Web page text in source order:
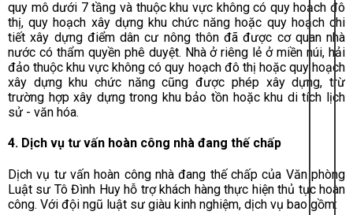
quy mô dưới 7 tầng và thuộc khu vực không có quy hoạch đô
thị, quy hoạch xây dựng khu chức năng hoặc quy hoạch chi
tiết xây dựng điểm dân cư nông thôn đã được cơ quan nhà
nước có thẩm quyền phê duyệt. Nhà ở riêng lẻ ở miền núi, hải
đảo thuộc khu vực không có quy hoạch đô thị hoặc quy hoạch
xây dựng khu chức năng cũng được phép xây dựng, trừ
trường hợp xây dựng trong khu bảo tồn hoặc khu di tích lịch
sử - văn hóa.
4. Dịch vụ tư vấn hoàn công nhà đang thế chấp
Dịch vụ tư vấn hoàn công nhà đang thế chấp của Văn phòng
Luật sư Tô Đình Huy hỗ trợ khách hàng thực hiện thủ tục hoàn
công. Với đội ngũ luật sư giàu kinh nghiệm, dịch vụ bao gồm: